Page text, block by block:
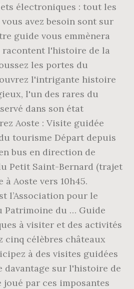
électroniques : tout les
avez besoin sont sur
guide vous emmènera
racontent l'histoire de la
les portes du
l'intrigante histoire
l'un des rares du
dans son état
Aoste : Visite guidée
tourisme Départ depuis
bus en direction de
Petit Saint-Bernard (trajet
à Aoste vers 10h45.
est l’Association pour le
Patrimoine du … Guide
à visiter et des activités
cinq célèbres châteaux
à des visites guidées
davantage sur l'histoire de
par ces imposantes